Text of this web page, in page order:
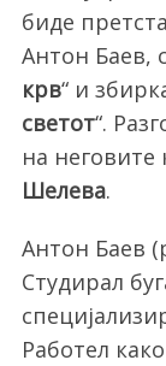
биде
Антон Баев,
крв“ и
светот“.
на
Шелева.
Антон Баев
Студирал
Работел